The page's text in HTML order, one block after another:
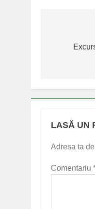
LASĂ UN
Adresa ta
Comentariu